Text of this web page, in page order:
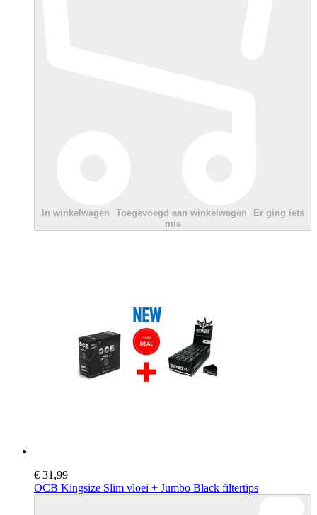
In winkelwagen Toegevoegd aan winkelwagen
Er ging iets
mis
€ 31,99
OCB Kingsize Slim vloei + Jumbo Black filtertips